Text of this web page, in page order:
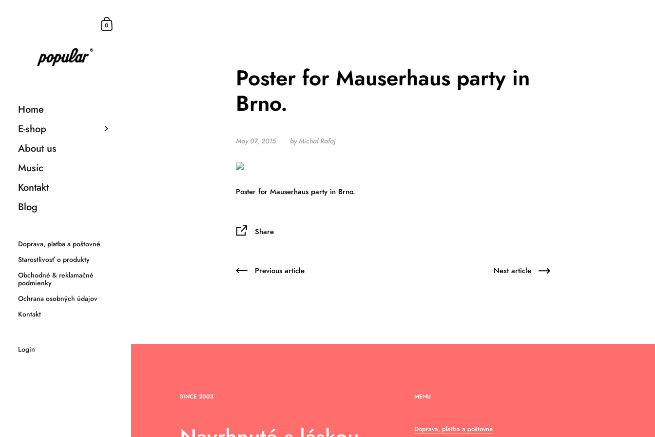
Home
E-shop
About us
Music
Kontakt
Blog
Doprava, platba a poštovné
Starostlivosť o produkty
Obchodné & reklamačné
podmienky
Ochrana osobných údajov
Kontakt
Login
0
Poster for Mauserhaus party in
Brno.
May 07, 2015 by Michal Rafaj
Poster for Mauserhaus party in Brno.
Share
Previous article Next article
SINCE 2003 MENU
Doprava, platba a poštovné